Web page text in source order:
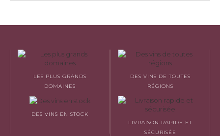
LES PLUS GRANDS
DOMAINES
DES VINS DE TOUTES
RÉGIONS
DES VINS EN STOCK
LIVRAISON RAPIDE ET
SÉCURISÉE